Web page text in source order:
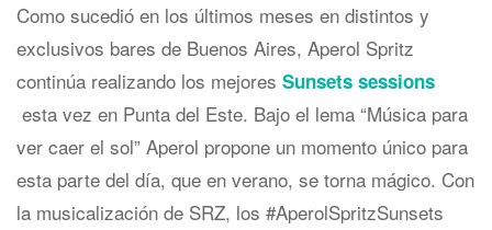
Como sucedió en los últimos meses en distintos y
exclusivos bares de Buenos Aires, Aperol Spritz
continúa realizando los mejores Sunsets sessions
esta vez en Punta del Este. Bajo el lema “Música para
ver caer el sol” Aperol propone un momento único para
esta parte del día, que en verano, se torna mágico. Con
la musicalización de SRZ, los #AperolSpritzSunsets